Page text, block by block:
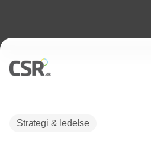
Strategi & ledelse